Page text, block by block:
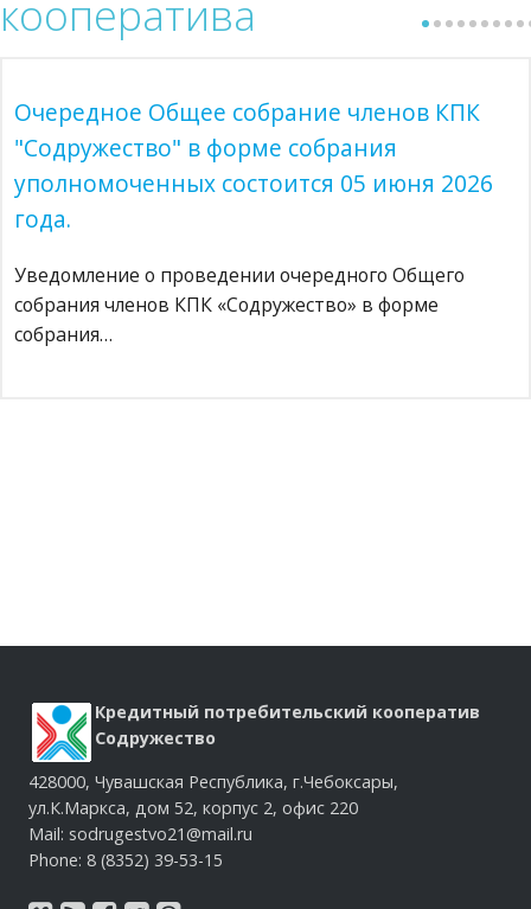
кооператива
Очередное Общее собрание членов КПК
"Содружество" в форме собрания
уполномоченных состоится 05 июня 2026
года.
Уведомление о проведении очередного Общего
собрания членов КПК «Содружество» в форме
собрания…
Кредитный потребительский кооператив
Содружество
428000, Чувашская Республика, г.Чебоксары,
ул.К.Маркса, дом 52, корпус 2, офис 220
Mail: sodrugestvo21@mail.ru
Phone: 8 (8352) 39-53-15